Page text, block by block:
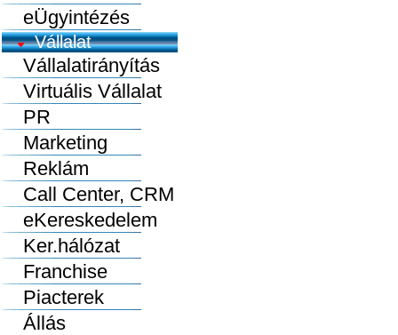
eÜgyintézés
Vállalat
Vállalatirányítás
Virtuális Vállalat
PR
Marketing
Reklám
Call Center, CRM
eKereskedelem
Ker.hálózat
Franchise
Piacterek
Állás